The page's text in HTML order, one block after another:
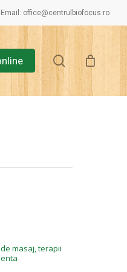
Email: office@centrulbiofocus.ro
search
Close
Cart
masaj, terapii